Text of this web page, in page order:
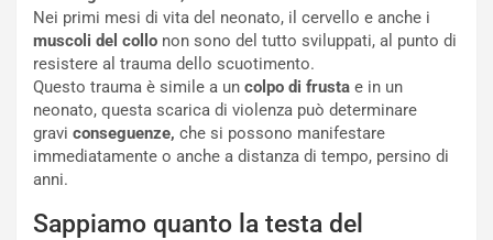
Nei primi mesi di vita del neonato, il cervello e anche i
muscoli del collo non sono del tutto sviluppati, al punto di
resistere al trauma dello scuotimento.
Questo trauma è simile a un colpo di frusta e in un
neonato, questa scarica di violenza può determinare
gravi conseguenze, che si possono manifestare
immediatamente o anche a distanza di tempo, persino di
anni.
Sappiamo quanto la testa del